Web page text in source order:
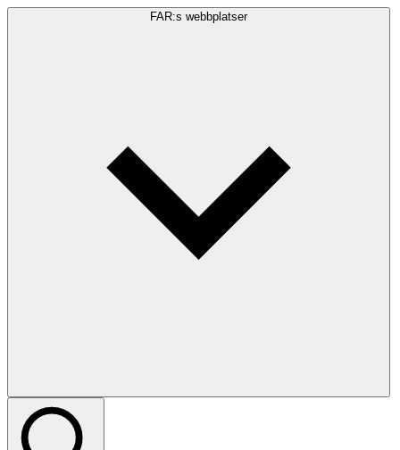
FAR:s webbplatser